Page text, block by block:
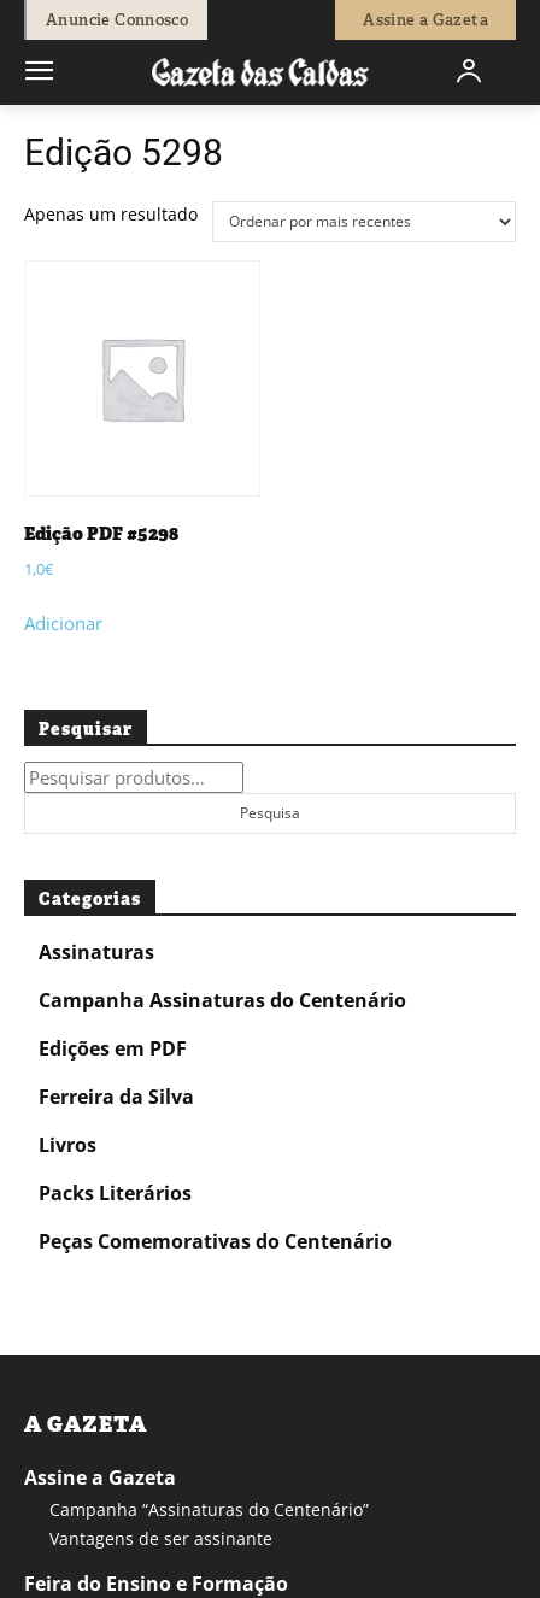
Anuncie Connosco Assine a Gazeta
Edição 5298
Apenas um resultado
Edição PDF #5298
1,0€
Adicionar
Pesquisar
Pesquisar
por:
Pesquisa
Categorias
Assinaturas
Campanha Assinaturas do Centenário
Edições em PDF
Ferreira da Silva
Livros
Packs Literários
Peças Comemorativas do Centenário
A GAZETA
Assine a Gazeta
Campanha “Assinaturas do Centenário”
Vantagens de ser assinante
Feira do Ensino e Formação